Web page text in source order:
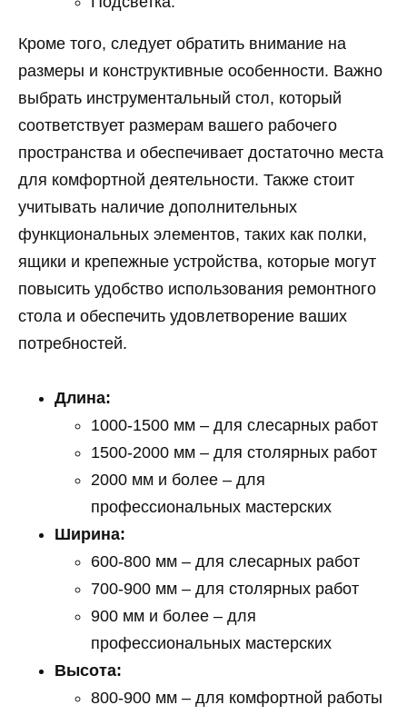
Кроме того, следует обратить внимание на
размеры и конструктивные особенности. Важно
выбрать инструментальный стол, который
соответствует размерам вашего рабочего
пространства и обеспечивает достаточно места
для комфортной деятельности. Также стоит
учитывать наличие дополнительных
функциональных элементов, таких как полки,
ящики и крепежные устройства, которые могут
повысить удобство использования ремонтного
стола и обеспечить удовлетворение ваших
потребностей.
Длина:
1000-1500 мм – для слесарных работ
1500-2000 мм – для столярных работ
2000 мм и более – для
профессиональных мастерских
Ширина:
600-800 мм – для слесарных работ
700-900 мм – для столярных работ
900 мм и более – для
профессиональных мастерских
Высота:
800-900 мм – для комфортной работы